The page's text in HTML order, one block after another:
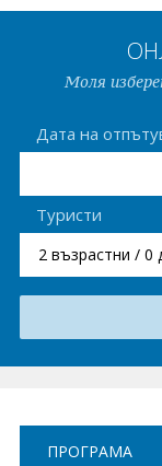
Турция
Унгария
Франция
Празници в
Нова година
Моля
Дата на
Туристи
2 възрастни / 0
ПРОГРАМА